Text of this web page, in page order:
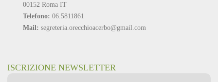
00152 Roma IT
Telefono: 06.5811861
Mail: segreteria.orecchioacerbo@gmail.com
ISCRIZIONE NEWSLETTER